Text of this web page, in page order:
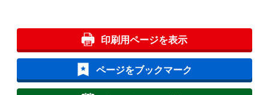
印刷用ページを表示
ページをブックマーク